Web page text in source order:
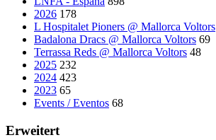
2026 178
L Hospitalet Pioners @ Mallorca Voltors
Badalona Dracs @ Mallorca Voltors 69
Terrassa Reds @ Mallorca Voltors 48
2025 232
2024 423
2023 65
Events / Eventos 68
Erweitert